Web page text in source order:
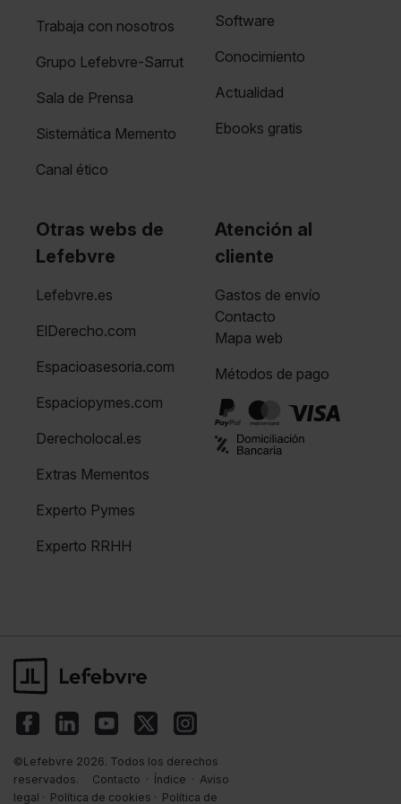
Trabaja con nosotros
Grupo Lefebvre-Sarrut
Sala de Prensa
Sistemática Memento
Canal ético
Software
Conocimiento
Actualidad
Ebooks gratis
Otras webs de
Lefebvre
Lefebvre.es
ElDerecho.com
Espacioasesoria.com
Espaciopymes.com
Derecholocal.es
Extras Mementos
Experto Pymes
Experto RRHH
Atención al
cliente
Gastos de envío
Contacto
Mapa web
Métodos de pago
©Lefebvre 2026. Todos los derechos
reservados.
Contacto · Índice · Aviso
legal · Política de cookies · Política de